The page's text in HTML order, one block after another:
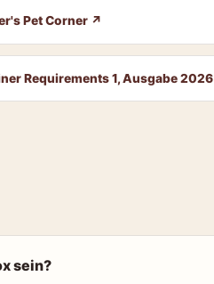
Pet Corner ↗
Requirements 1, Ausgabe 2026
sein?